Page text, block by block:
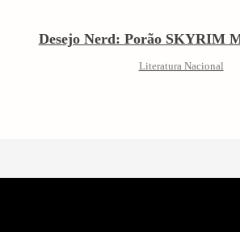
Desejo Nerd: Porão SKYRIM
Literatura Nacional